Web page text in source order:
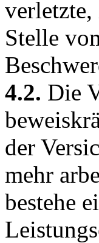
Stelle
4.2. Die
der
mehr
bestehe